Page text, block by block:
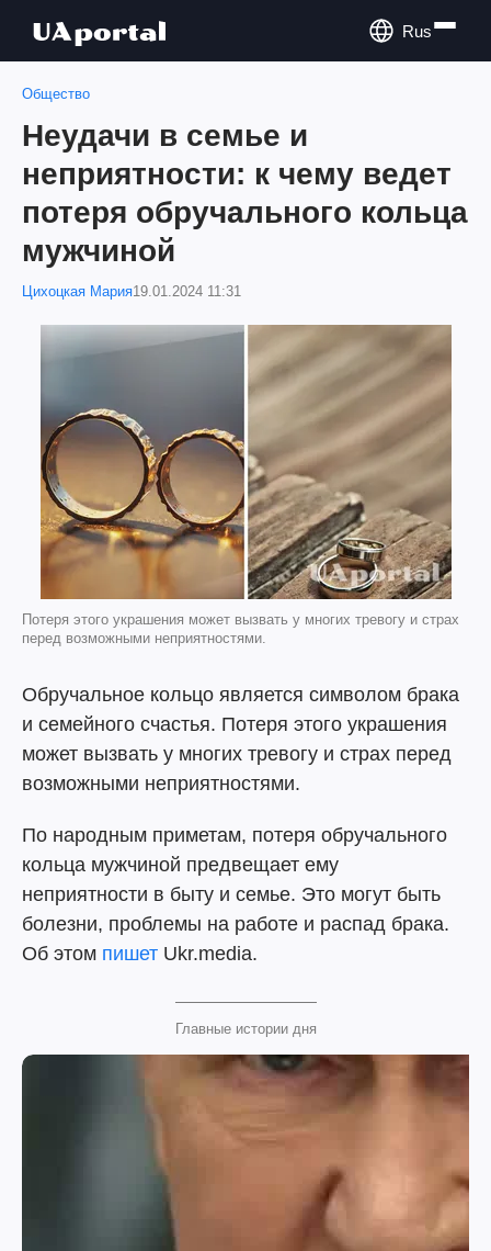
Rus
Общество
Неудачи в семье и
неприятности: к чему ведет
потеря обручального кольца
мужчиной
Цихоцкая Мария19.01.2024 11:31
Потеря этого украшения может вызвать у многих тревогу и страх
перед возможными неприятностями.
Обручальное кольцо является символом брака
и семейного счастья. Потеря этого украшения
может вызвать у многих тревогу и страх перед
возможными неприятностями.
По народным приметам, потеря обручального
кольца мужчиной предвещает ему
неприятности в быту и семье. Это могут быть
болезни, проблемы на работе и распад брака.
Об этом пишет Ukr.media.
Главные истории дня